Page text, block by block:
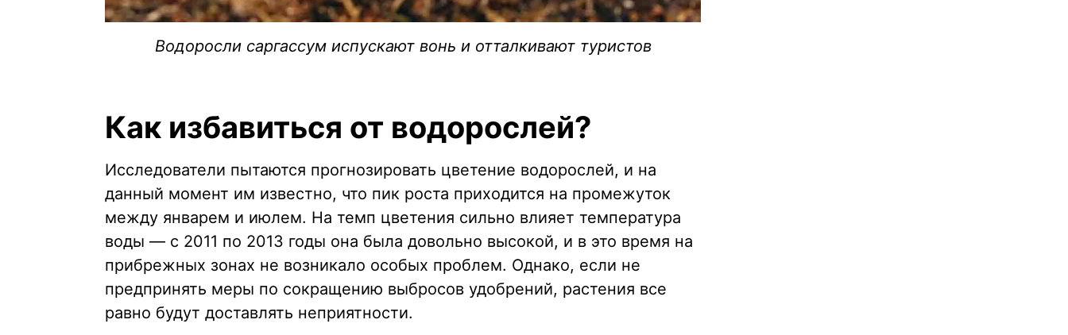
Водоросли саргассум испускают вонь и отталкивают туристов
Как избавиться от водорослей?
Исследователи пытаются прогнозировать цветение водорослей, и на
данный момент им известно, что пик роста приходится на промежуток
между январем и июлем. На темп цветения сильно влияет температура
воды — с 2011 по 2013 годы она была довольно высокой, и в это время на
прибрежных зонах не возникало особых проблем. Однако, если не
предпринять меры по сокращению выбросов удобрений, растения все
равно будут доставлять неприятности.